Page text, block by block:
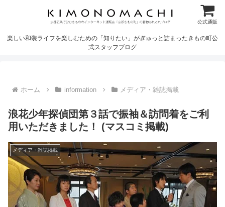
公式通販
楽しい和装ライフを楽しむための「知りたい」がぎゅっと詰まったきもの町公
式スタッフブログ
ホーム information メディア・雑誌掲載
浪花少年探偵団第３話で振袖＆訪問着をご利
用いただきました！ (マスコミ掲載)
メディア・雑誌掲載